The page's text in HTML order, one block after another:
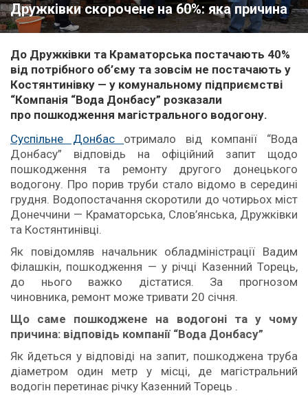
Дружківки скорочене на 60%: яка причина
До Дружківки та Краматорська постачають 40%
від потрібного об’єму та зовсім не постачають у
Костянтинівку — у комунальному підприємстві
“Компанія “Вода Донбасу” розказали
про пошкодження магістрального водогону.
Суспільне Донбас отримало від компанії “Вода
Донбасу” відповідь на офіційний запит щодо
пошкодження та ремонту другого донецького
водогону. Про порив труби стало відомо в середині
грудня. Водопостачання скоротили до чотирьох міст
Донеччини — Краматорська, Слов’янська, Дружківки
та Костянтинівці.
Як повідомляв начальник обладміністрації Вадим
Філашкін, пошкодження — у річці Казенний Торець,
до нього важко дістатися. За прогнозом
чиновника, ремонт може тривати 20 січня.
Що саме пошкоджене на водогоні та у чому
причина: відповідь компанії “Вода Донбасу”
Як йдеться у відповіді на запит, пошкоджена труба
діаметром один метр у місці, де магістральний
водогін перетинає річку Казенний Торець .